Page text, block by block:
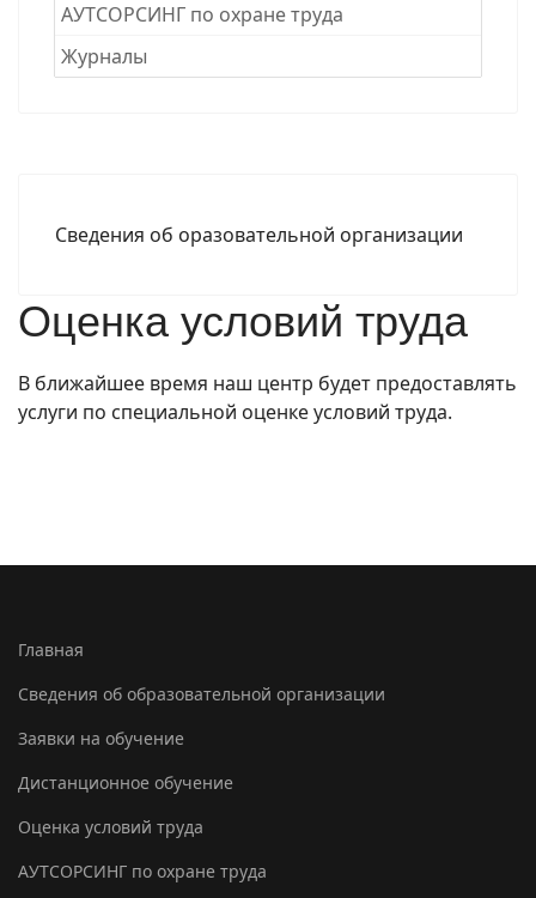
АУТСОРСИНГ по охране труда
Журналы
Сведения об оразовательной организации
Оценка условий труда
В ближайшее время наш центр будет предоставлять
услуги по специальной оценке условий труда.
Главная
Сведения об образовательной организации
Заявки на обучение
Дистанционное обучение
Оценка условий труда
АУТСОРСИНГ по охране труда